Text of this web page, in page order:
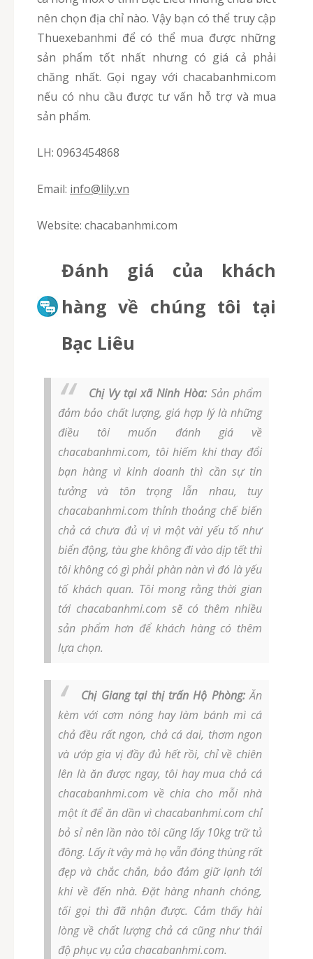
nên chọn địa chỉ nào. Vậy bạn có thể truy cập
Thuexebanhmi để có thể mua được những
sản phẩm tốt nhất nhưng có giá cả phải
chăng nhất. Gọi ngay với chacabanhmi.com
nếu có nhu cầu được tư vấn hỗ trợ và mua
sản phẩm.
LH: 0963454868
Email: info@lily.vn
Website: chacabanhmi.com
Đánh giá của khách
hàng về chúng tôi tại
Bạc Liêu
Chị Vy tại xã Ninh Hòa: Sản phẩm
đảm bảo chất lượng, giá hợp lý là những
điều tôi muốn đánh giá về
chacabanhmi.com, tôi hiếm khi thay đổi
bạn hàng vì kinh doanh thì cần sự tin
tưởng và tôn trọng lẫn nhau, tuy
chacabanhmi.com thỉnh thoảng chế biến
chả cá chưa đủ vị vì một vài yếu tố như
biển động, tàu ghe không đi vào dịp tết thì
tôi không có gì phải phàn nàn vì đó là yếu
tố khách quan. Tôi mong rằng thời gian
tới chacabanhmi.com sẽ có thêm nhiều
sản phẩm hơn để khách hàng có thêm
lựa chọn.
Chị Giang tại thị trấn Hộ Phòng:Ăn
kèm với cơm nóng hay làm bánh mì cá
chả đều rất ngon, chả cá dai, thơm ngon
và ướp gia vị đầy đủ hết rồi, chỉ về chiên
lên là ăn được ngay, tôi hay mua chả cá
chacabanhmi.com về chia cho mỗi nhà
một ít để ăn dần vì chacabanhmi.com chỉ
bỏ sỉ nên lần nào tôi cũng lấy 10kg trữ tủ
đông. Lấy ít vậy mà họ vẫn đóng thùng rất
đẹp và chắc chắn, bảo đảm giữ lạnh tới
khi về đến nhà. Đặt hàng nhanh chóng,
tối gọi thì đã nhận được. Cảm thấy hài
lòng về chất lượng chả cá cũng như thái
độ phục vụ của chacabanhmi.com.